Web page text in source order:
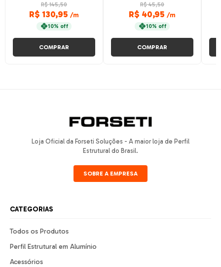
FOSCO
R$ 145,50
R$ 130,95/m
10% off
COMPRAR
FOSCO
R$ 45,50
R$ 40,95/m
10% off
COMPRAR
Loja Oficial da Forseti Soluções - A maior loja de Perfil
Estrutural do Brasil.
SOBRE A EMPRESA
CATEGORIAS
Todos os Produtos
Perfil Estrutural em Alumínio
Acessórios